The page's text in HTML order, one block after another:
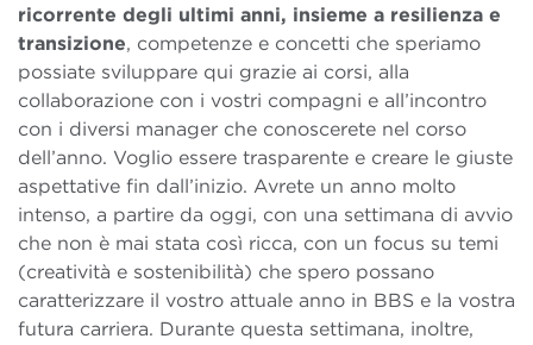
ricorrente degli ultimi anni, insieme a resilienza e
transizione, competenze e concetti che speriamo
possiate sviluppare qui grazie ai corsi, alla
collaborazione con i vostri compagni e all’incontro
con i diversi manager che conoscerete nel corso
dell’anno. Voglio essere trasparente e creare le giuste
aspettative fin dall’inizio. Avrete un anno molto
intenso, a partire da oggi, con una settimana di avvio
che non è mai stata così ricca, con un focus su temi
(creatività e sostenibilità) che spero possano
caratterizzare il vostro attuale anno in BBS e la vostra
futura carriera. Durante questa settimana, inoltre,